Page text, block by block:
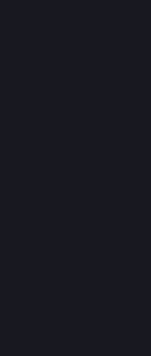
-
Alt